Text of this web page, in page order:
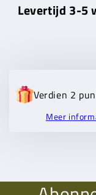
Levertijd 3-5
Verdien 2
Meer